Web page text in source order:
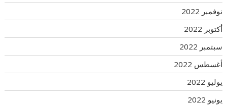
نوفمبر 2022
أكتوبر 2022
سبتمبر 2022
أغسطس 2022
يوليو 2022
يونيو 2022